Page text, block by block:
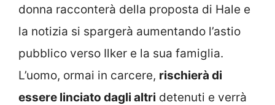
donna racconterà della proposta di Hale e
la notizia si spargerà aumentando l’astio
pubblico verso Ilker e la sua famiglia.
L’uomo, ormai in carcere, rischierà di
essere linciato dagli altri detenuti e verrà